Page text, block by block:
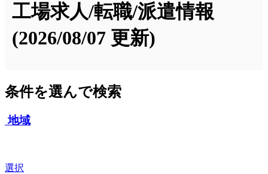
工場求人/転職/派遣情報
(2026/08/07 更新)
条件を選んで検索
地域
選択